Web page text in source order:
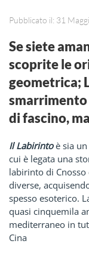
Pubblicato il: 31
Se siete
scoprite le
geometrica;
smarrimento
di fascino,
Il Labirintoè sia un
cui è legata una
labirinto di
diverse,
spesso esoterico.
quasi cinquemila
mediterraneo in
Cina